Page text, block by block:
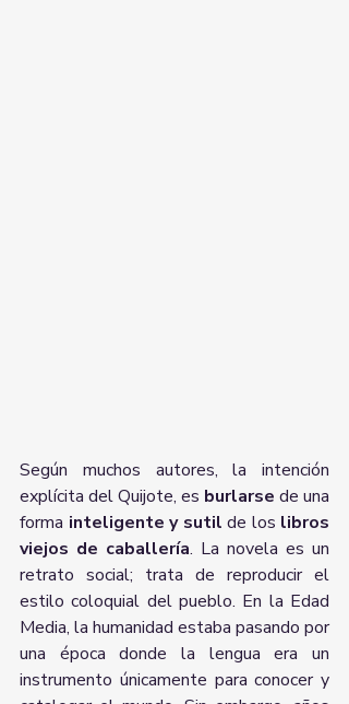
Según muchos autores, la intención
explícita del Quijote, es burlarse de una
forma inteligente y sutil de los libros
viejos de caballería. La novela es un
retrato social; trata de reproducir el
estilo coloquial del pueblo. En la Edad
Media, la humanidad estaba pasando por
una época donde la lengua era un
instrumento únicamente para conocer y